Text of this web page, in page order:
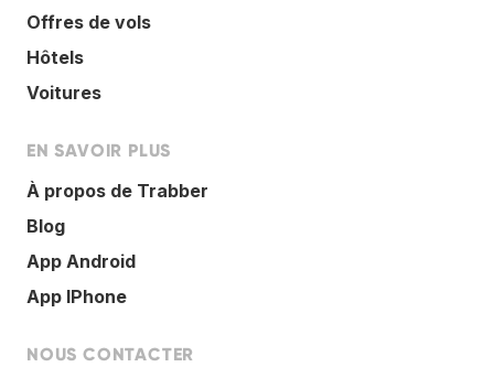
Offres de vols
Hôtels
Voitures
EN SAVOIR PLUS
À propos de Trabber
Blog
App Android
App IPhone
NOUS CONTACTER